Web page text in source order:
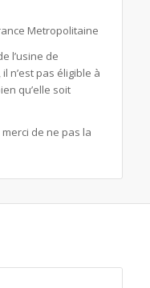
Metropolitaine
l’usine de
n’est pas éligible à
qu’elle soit
de ne pas la